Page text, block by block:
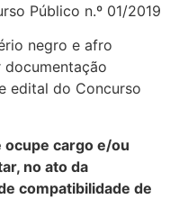
Público n.º 01/2019
negro e afro
documentação
edital do Concurso
ocupe cargo e/ou
no ato da
compatibilidade de